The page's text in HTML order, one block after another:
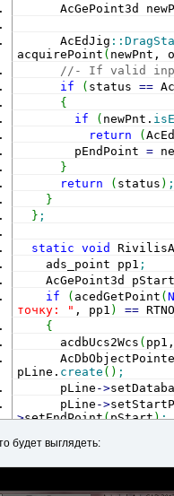
AcGePoint3d
AcEdJig ::
acquirePoint ( newPnt,
//- If valid
if
( status ==
{
if
( newPnt.
return
(
pEndPoint =
}
return
( status )
}
} ;
static void
ads_point pp1 ;
AcGePoint3d
if
( acedGetPoint (
точку: " , pp1 ) ==
{
acdbUcs2Wcs (
pLine. create ( ) ;
pLine ->
pLine ->
>setEndPoint(pStart);
jig.mpEntity
jig.pStartPoint
будет выглядеть: